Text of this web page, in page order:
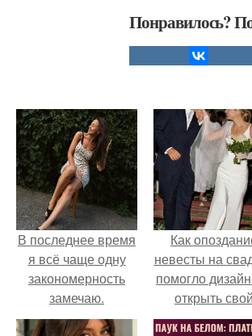
Понравилось?
В последнее время
я всё чаще одну
закономерность
замечаю.
Как
невесты на
помогло
открыть свой
бренд.